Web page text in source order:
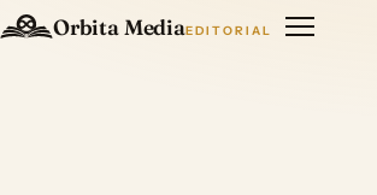
Orbita MediaEDITORIAL